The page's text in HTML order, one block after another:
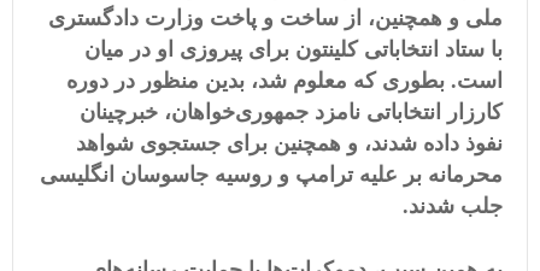
ملی و همچنین، از ساخت و پاخت وزارت دادگستری
با ستاد انتخاباتی کلینتون برای پیروزی او در میان
است. بطوری که معلوم شد، بدین منظور در دوره
کارزار انتخاباتی نامزد جمهوری‌خواهان، خبرچینان
نفوذ داده شدند، و همچنین برای جستجوی شواهد
محرمانه بر علیه ترامپ و روسیه جاسوسان انگلیسی
جلب شدند.